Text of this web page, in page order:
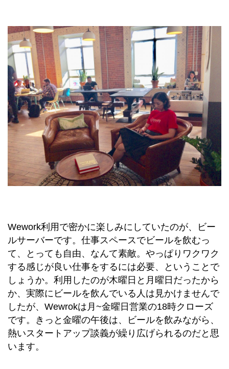
Wework利用で密かに楽しみにしていたのが、ビー
ルサーバーです。仕事スペースでビールを飲むっ
て、とっても自由、なんて素敵。やっぱりワクワク
する感じが良い仕事をするには必要、ということで
しょうか。利用したのが木曜日と月曜日だったから
か、実際にビールを飲んでいる人は見かけませんで
したが、Wewrokは月~金曜日営業の18時クローズ
です。きっと金曜の午後は、ビールを飲みながら、
熱いスタートアップ談義が繰り広げられるのだと思
います。